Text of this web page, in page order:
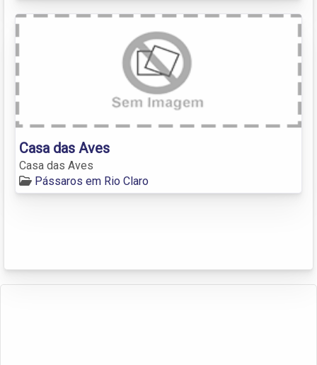
Casa das Aves
Casa das Aves
Pássaros em Rio Claro